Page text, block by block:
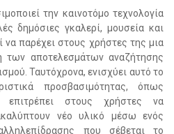
την καινοτόμο τεχνολογία
δημόσιες γκαλερί, μουσεία και
να παρέχει στους χρήστες της μια
των αποτελεσμάτων αναζήτησης
Ταυτόχρονα, ενισχύει αυτό το
προσβασιμότητας, όπως
επιτρέπει στους χρήστες να
νέο υλικό μέσω ενός
που σέβεται το